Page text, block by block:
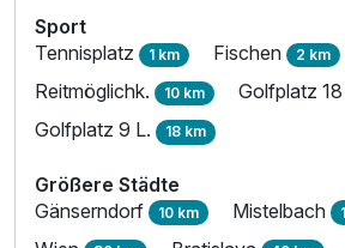
Sport
Tennisplatz 1 km Fischen 2 km
Reitmöglichk. 10 km Golfplatz 18
Golfplatz 9 L. 18 km
Größere Städte
Gänserndorf 10 km Mistelbach